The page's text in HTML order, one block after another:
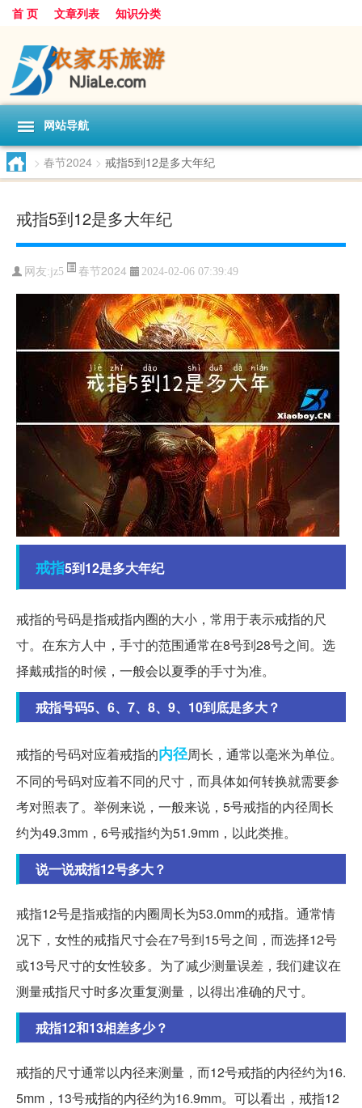
首 页 文章列表 知识分类
网站导航
> 春节2024 > 戒指5到12是多大年纪
戒指5到12是多大年纪
网友:jz5 春节2024 2024-02-06 07:39:49
戒指5到12是多大年纪
戒指的号码是指戒指内圈的大小，常用于表示戒指的尺
寸。在东方人中，手寸的范围通常在8号到28号之间。选
择戴戒指的时候，一般会以夏季的手寸为准。
戒指号码5、6、7、8、9、10到底是多大？
戒指的号码对应着戒指的内径周长，通常以毫米为单位。
不同的号码对应着不同的尺寸，而具体如何转换就需要参
考对照表了。举例来说，一般来说，5号戒指的内径周长
约为49.3mm，6号戒指约为51.9mm，以此类推。
说一说戒指12号多大？
戒指12号是指戒指的内圈周长为53.0mm的戒指。通常情
况下，女性的戒指尺寸会在7号到15号之间，而选择12号
或13号尺寸的女性较多。为了减少测量误差，我们建议在
测量戒指尺寸时多次重复测量，以得出准确的尺寸。
戒指12和13相差多少？
戒指的尺寸通常以内径来测量，而12号戒指的内径约为16.
5mm，13号戒指的内径约为16.9mm。可以看出，戒指12